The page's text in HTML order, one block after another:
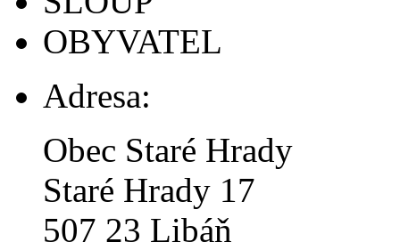
OBYVATEL
Adresa:
Obec Staré Hrady
Staré Hrady 17
507 23 Libáň